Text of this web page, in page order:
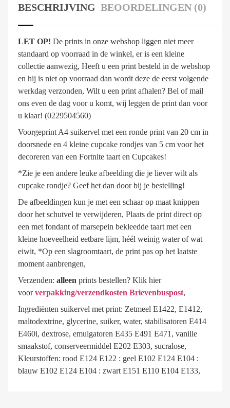
BESCHRIJVING BEOORDELINGEN (0)
LET OP! De prints in onze webshop liggen niet meer
standaard op voorraad in de winkel, er is een kleine
collectie aanwezig, Heeft u een print besteld in de webshop
en hij is niet op voorraad dan wordt deze de eerst volgende
werkdag verzonden, Wilt u een print afhalen? Bel of mail
ons even de dag voor u komt, wij leggen de print dan voor
u klaar! (0229504560)
Voorgeprint A4 suikervel met een ronde print van 20 cm in
doorsnede en 4 kleine cupcake rondjes van 5 cm voor het
decoreren van een Fortnite taart en Cupcakes!
*Zie je een andere leuke afbeelding die je liever wilt als
cupcake rondje? Geef het dan door bij je bestelling!
De afbeeldingen kun je met een schaar op maat knippen
door het schutvel te verwijderen, Plaats de print direct op
een met fondant of marsepein bekleedde taart met een
kleine hoeveelheid eetbare lijm, héél weinig water of wat
eiwit, *Op een slagroomtaart, de print pas op het laatste
moment aanbrengen,
Verzenden: alleen prints bestellen? Klik hier
voorverpakking/verzendkosten Brievenbuspost,
Ingrediënten suikervel met print: Zetmeel E1422, E1412,
maltodextrine, glycerine, suiker, water, stabilisatoren E414
E460i, dextrose, emulgatoren E435 E491 E471, vanille
smaakstof, conserveermiddel E202 E303, sucralose,
Kleurstoffen: rood E124 E122 : geel E102 E124 E104 :
blauw E102 E124 E104 : zwart E151 E110 E104 E133,